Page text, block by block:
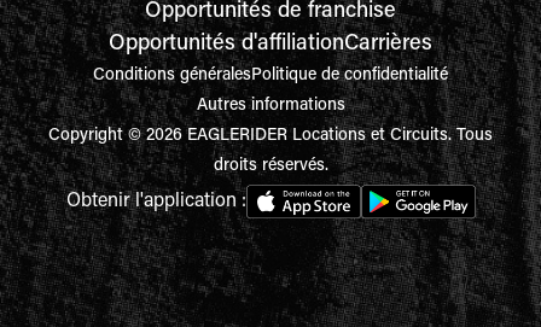
Opportunités de franchise
Opportunités d'affiliationCarrières
Conditions généralesPolitique de confidentialité
Autres informations
Copyright © 2026 EAGLERIDER Locations et Circuits. Tous
droits réservés.
Obtenir l'application :